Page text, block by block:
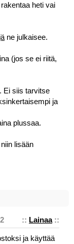
heti vai
ne julkaisee.
(jos se ei riitä,
Ei siis tarvitse
ja
plussaa.
lisään
:: Lainaa::
ja käyttää